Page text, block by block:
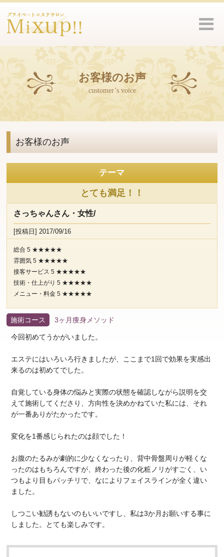
お客様のお声
customer’s voice
お客様のお声
テーマ
とても満足！！
さっちゃんさん・女性/
[投稿日] 2017/09/16
総合 5 ★★★★★
雰囲気 5 ★★★★★
接客サービス 5 ★★★★★
技術・仕上がり 5 ★★★★★
メニュー・料金 5 ★★★★★
施術コース 3ヶ月痩身メソッド
今回初めてうかがいました。
エステにはいろいろ行きましたが、ここまで1回で効果を実感出
来るのは初めてでした。
自覚している身体の悩みと実際の状態を確認しながら説明を交
えて施術してくださり、方向性を決めかねていた私には、それ
が一番ありがたかったです。
変化を1番感じられたのは顔でした！
お腹のたるみが劇的に少なくなったり、背中骨盤周りが軽くな
ったのはもちろんですが、終わった後の化粧ノリがすごく、い
つもより目もパッチリで、なによりフェイスラインが全く違い
ました。
しつこい勧誘もないのもいいですし、私は3か月お願いする事に
しました。とても楽しみです。